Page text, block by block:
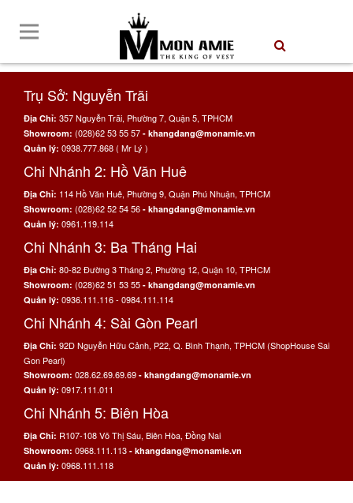
Trụ Sở: Nguyễn Trãi
Địa Chỉ: 357 Nguyễn Trãi, Phường 7, Quận 5, TPHCM
Showroom: (028)62 53 55 57 - khangdang@monamie.vn
Quản lý: 0938.777.868 ( Mr Lý )
Chi Nhánh 2: Hồ Văn Huê
Địa Chỉ: 114 Hồ Văn Huê, Phường 9, Quận Phú Nhuận, TPHCM
Showroom: (028)62 52 54 56 - khangdang@monamie.vn
Quản lý: 0961.119.114
Chi Nhánh 3: Ba Tháng Hai
Địa Chỉ: 80-82 Đường 3 Tháng 2, Phường 12, Quận 10, TPHCM
Showroom: (028)62 51 53 55 - khangdang@monamie.vn
Quản lý: 0936.111.116 - 0984.111.114
Chi Nhánh 4: Sài Gòn Pearl
Địa Chỉ: 92D Nguyễn Hữu Cảnh, P22, Q. Bình Thạnh, TPHCM (ShopHouse Sai
Gon Pearl)
Showroom: 028.62.69.69.69 - khangdang@monamie.vn
Quản lý: 0917.111.011
Chi Nhánh 5: Biên Hòa
Địa Chỉ: R107-108 Võ Thị Sáu, Biên Hòa, Đồng Nai
Showroom: 0968.111.113 - khangdang@monamie.vn
Quản lý: 0968.111.118